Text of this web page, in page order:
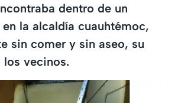
dentro de un
la alcaldía cuauhtémoc,
sin comer y sin aseo, su
los vecinos.